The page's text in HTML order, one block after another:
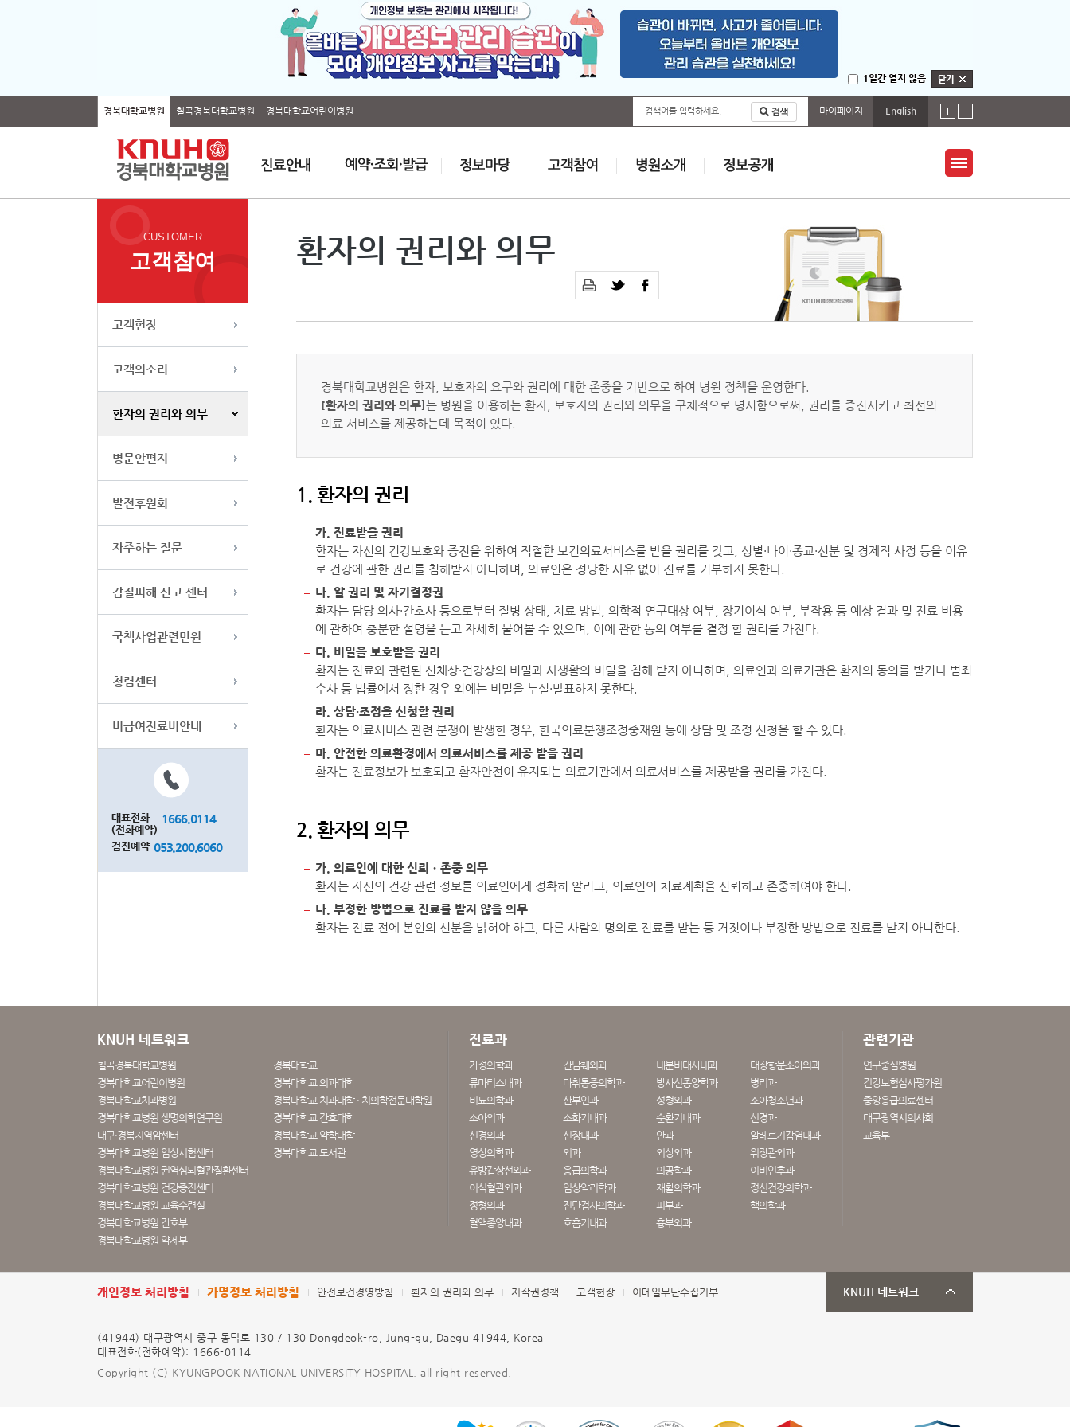
1일간 열지 않음
경북대학교병원 칠곡경북대학교병원 경북대학교어린이병원 검색어를 입력하세요. 마이페이지 English
CUSTOMER
고객참여
고객헌장
고객의소리
환자의 권리와 의무
병문안편지
발전후원회
자주하는 질문
갑질피해 신고 센터
국책사업관련민원
청렴센터
비급여진료비안내
대표전화
(전화예약)
1666.0114
검진예약 053.200.6060
환자의 권리와 의무
경북대학교병원은 환자, 보호자의 요구와 권리에 대한 존중을 기반으로 하여 병원 정책을 운영한다.
[환자의 권리와 의무] 는 병원을 이용하는 환자, 보호자의 권리와 의무을 구체적으로 명시함으로써, 권리를 증진시키고 최선의
의료 서비스를 제공하는데 목적이 있다.
1. 환자의 권리
가. 진료받을 권리
환자는 자신의 건강보호와 증진을 위하여 적절한 보건의료서비스를 받을 권리를 갖고, 성별·나이·종교·신분 및 경제적 사정 등을 이유
로 건강에 관한 권리를 침해받지 아니하며, 의료인은 정당한 사유 없이 진료를 거부하지 못한다.
나. 알 권리 및 자기결정권
환자는 담당 의사·간호사 등으로부터 질병 상태, 치료 방법, 의학적 연구대상 여부, 장기이식 여부, 부작용 등 예상 결과 및 진료 비용
에 관하여 충분한 설명을 듣고 자세히 물어볼 수 있으며, 이에 관한 동의 여부를 결정 할 권리를 가진다.
다. 비밀을 보호받을 권리
환자는 진료와 관련된 신체상·건강상의 비밀과 사생활의 비밀을 침해 받지 아니하며, 의료인과 의료기관은 환자의 동의를 받거나 범죄
수사 등 법률에서 정한 경우 외에는 비밀을 누설·발표하지 못한다.
라. 상담·조정을 신청할 권리
환자는 의료서비스 관련 분쟁이 발생한 경우, 한국의료분쟁조정중재원 등에 상담 및 조정 신청을 할 수 있다.
마. 안전한 의료환경에서 의료서비스를 제공 받을 권리
환자는 진료정보가 보호되고 환자안전이 유지되는 의료기관에서 의료서비스를 제공받을 권리를 가진다.
2. 환자의 의무
가. 의료인에 대한 신뢰ㆍ존중 의무
환자는 자신의 건강 관련 정보를 의료인에게 정확히 알리고, 의료인의 치료계획을 신뢰하고 존중하여야 한다.
나. 부정한 방법으로 진료를 받지 않을 의무
환자는 진료 전에 본인의 신분을 밝혀야 하고, 다른 사람의 명의로 진료를 받는 등 거짓이나 부정한 방법으로 진료를 받지 아니한다.
KNUH 네트워크
KNUH 네트워크
칠곡경북대학교병원
경북대학교
경북대학교어린이병원
경북대학교 의과대학
경북대학교치과병원
경북대학교 치과대학 · 치의학전문대학원
경북대학교병원 생명의학연구원
경북대학교 간호대학
대구·경북지역암센터
경북대학교 약학대학
경북대학교병원 임상시험센터
경북대학교 도서관
경북대학교병원 권역심뇌혈관질환센터
경북대학교병원 건강증진센터
경북대학교병원 교육수련실
경북대학교병원 간호부
경북대학교병원 약제부
진료과
가정의학과 간담췌외과 내분비대사내과
대장항문소아외과
류마티스내과
마취통증의학과 방사선종양학과
병리과
비뇨의학과
산부인과 성형외과
소아청소년과
소아외과
소화기내과 순환기내과
신경과
신경외과
신장내과 안과
알레르기감염내과
영상의학과
외과 외상외과
위장관외과
유방갑상선외과
응급의학과 의공학과
이비인후과
이식혈관외과
임상약리학과 재활의학과
정신건강의학과
정형외과
진단검사의학과 피부과
핵의학과
혈액종양내과
호흡기내과 흉부외과
관련기관
연구중심병원
건강보험심사평가원
중앙응급의료센터
대구광역시의사회
교육부
개인정보 처리방침 가명정보 처리방침 안전보건경영방침 환자의 권리와 의무 저작권정책 고객헌장 이메일무단수집거부
(41944) 대구광역시 중구 동덕로 130 / 130 Dongdeok-ro, Jung-gu, Daegu 41944, Korea
대표전화(전화예약): 1666-0114
Copyright (C) KYUNGPOOK NATIONAL UNIVERSITY HOSPITAL. all right reserved.